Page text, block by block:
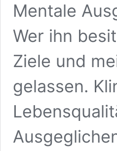
Mentale
Wer ihn
Ziele und
gelassen.